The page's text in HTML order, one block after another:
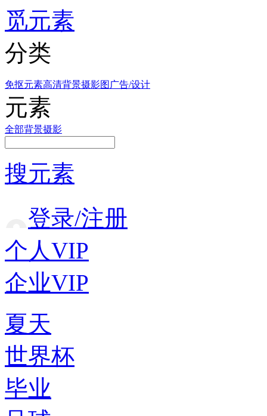
觅元素
分类
免抠元素高清背景摄影图 广告/设计
元素
全部背景摄影
搜元素
登录/注册
个人VIP
企业VIP
夏天
世界杯
毕业